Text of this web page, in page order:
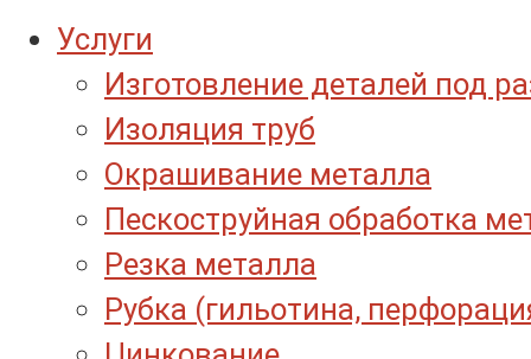
Услуги
Изготовление деталей под
Изоляция труб
Окрашивание металла
Пескоструйная обработка
Резка металла
Рубка (гильотина,